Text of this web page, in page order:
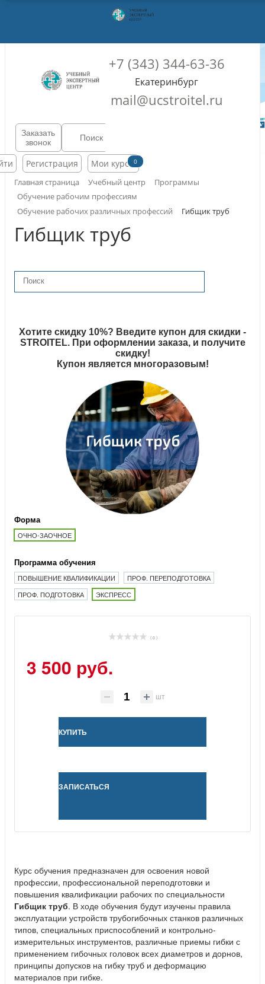
+7 (343) 344-63-36
Екатеринбург
mail@ucstroitel.ru
Заказать
звонок
Регистрация Мои курсы0
Главная страница Учебный центр
Программы
Обучение рабочим профессиям
Обучение рабочих различных профессий
Гибщик труб
Гибщик труб
Хотите скидку 10%? Введите купон для скидки -
STROITEL. При оформлении заказа, и получите
скидку!
Купон является многоразовым!
Форма
ОЧНО-ЗАОЧНОЕ
Программа обучения
ПОВЫШЕНИЕ КВАЛИФИКАЦИИ
ПРОФ. ПЕРЕПОДГОТОВКА
ПРОФ. ПОДГОТОВКА
ЭКСПРЕСС
( 0 )
3 500 руб.
шт
КУПИТЬ
ЗАПИСАТЬСЯ
Курс обучения предназначен для освоения новой
профессии, профессиональной переподготовки и
повышения квалификации рабочих по специальности
Гибщик труб. В ходе обучения будут изучены правила
эксплуатации устройств трубогибочных станков различных
типов, специальных приспособлений и контрольно-
измерительных инструментов, различные приемы гибки с
применением гибочных головок всех диаметров и дорнов,
принципы допусков на гибку труб и деформацию
материалов при гибке.